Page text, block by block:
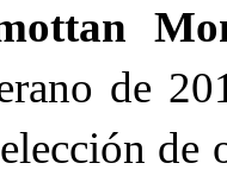
de
de